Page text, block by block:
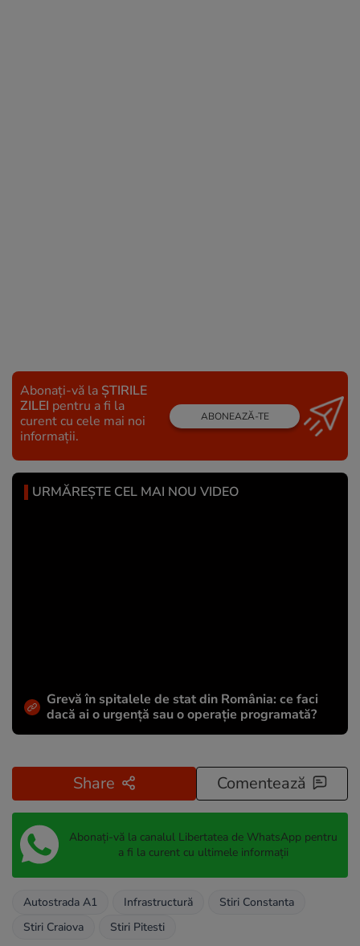
Abonați-vă la ȘTIRILE
ZILEI pentru a fi la
curent cu cele mai noi
informații.
ABONEAZĂ-TE
URMĂREȘTE CEL MAI NOU VIDEO
Grevă în spitalele de stat din România: ce faci
dacă ai o urgență sau o operație programată?
Share Comentează
Abonați-vă la canalul Libertatea de WhatsApp pentru
a fi la curent cu ultimele informații
Autostrada A1 Infrastructură
Stiri Constanta
Stiri Craiova
Stiri Pitesti